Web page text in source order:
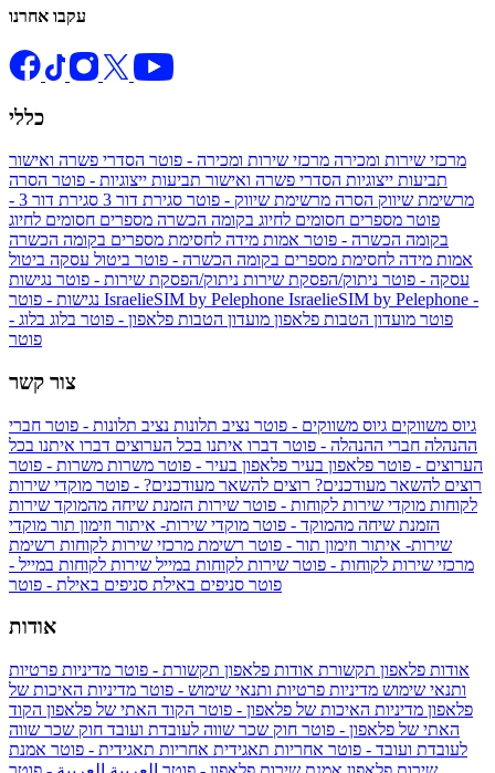
עקבו אחרנו
כללי
מרכזי שירות ומכירה מרכזי שירות ומכירה - פוטר הסדרי פשרה ואישור
תביעות ייצוגיות הסדרי פשרה ואישור תביעות ייצוגיות - פוטר הסרה
מרשימת שיווק הסרה מרשימת שיווק - פוטר סגירת דור 3
סגירת דור 3 -
פוטר מספרים חסומים לחיוג בקומה הכשרה מספרים חסומים לחיוג
בקומה הכשרה - פוטר אמות מידה לחסימת מספרים בקומה הכשרה
אמות מידה לחסימת מספרים בקומה הכשרה - פוטר ביטול עסקה ביטול
עסקה - פוטר ניתוק/הפסקת שירות ניתוק/הפסקת שירות - פוטר נגישות
IsraelieSIM by Pelephone IsraelieSIM by Pelephone -
פוטר מועדון הטבות פלאפון מועדון הטבות פלאפון - פוטר בלוג בלוג -
פוטר
צור קשר
גיוס משווקים גיוס משווקים - פוטר נציב תלונות נציב תלונות - פוטר חברי
ההנהלה חברי ההנהלה - פוטר דברו איתנו בכל הערוצים דברו איתנו בכל
הערוצים - פוטר פלאפון בעיר פלאפון בעיר - פוטר משרות משרות - פוטר
רוצים להשאר מעודכנים? רוצים להשאר מעודכנים? - פוטר מוקדי שירות
לקוחות מוקדי שירות לקוחות - פוטר שירות הזמנת שיחה מהמוקד שירות
הזמנת שיחה מהמוקד - פוטר מוקדי שירות- איתור וזימון תור מוקדי
שירות- איתור וזימון תור - פוטר רשימת מרכזי שירות לקוחות רשימת
מרכזי שירות לקוחות - פוטר שירות לקוחות במייל שירות לקוחות במייל -
פוטר סניפים באילת סניפים באילת - פוטר
אודות
אודות פלאפון תקשורת אודות פלאפון תקשורת - פוטר מדיניות פרטיות
ותנאי שימוש מדיניות פרטיות ותנאי שימוש - פוטר מדיניות האיכות של
פלאפון מדיניות האיכות של פלאפון - פוטר הקוד האתי של פלאפון הקוד
האתי של פלאפון - פוטר חוק שכר שווה לעובדת ועובד חוק שכר שווה
לעובדת ועובד - פוטר אחריות תאגידית אחריות תאגידית - פוטר אמנת